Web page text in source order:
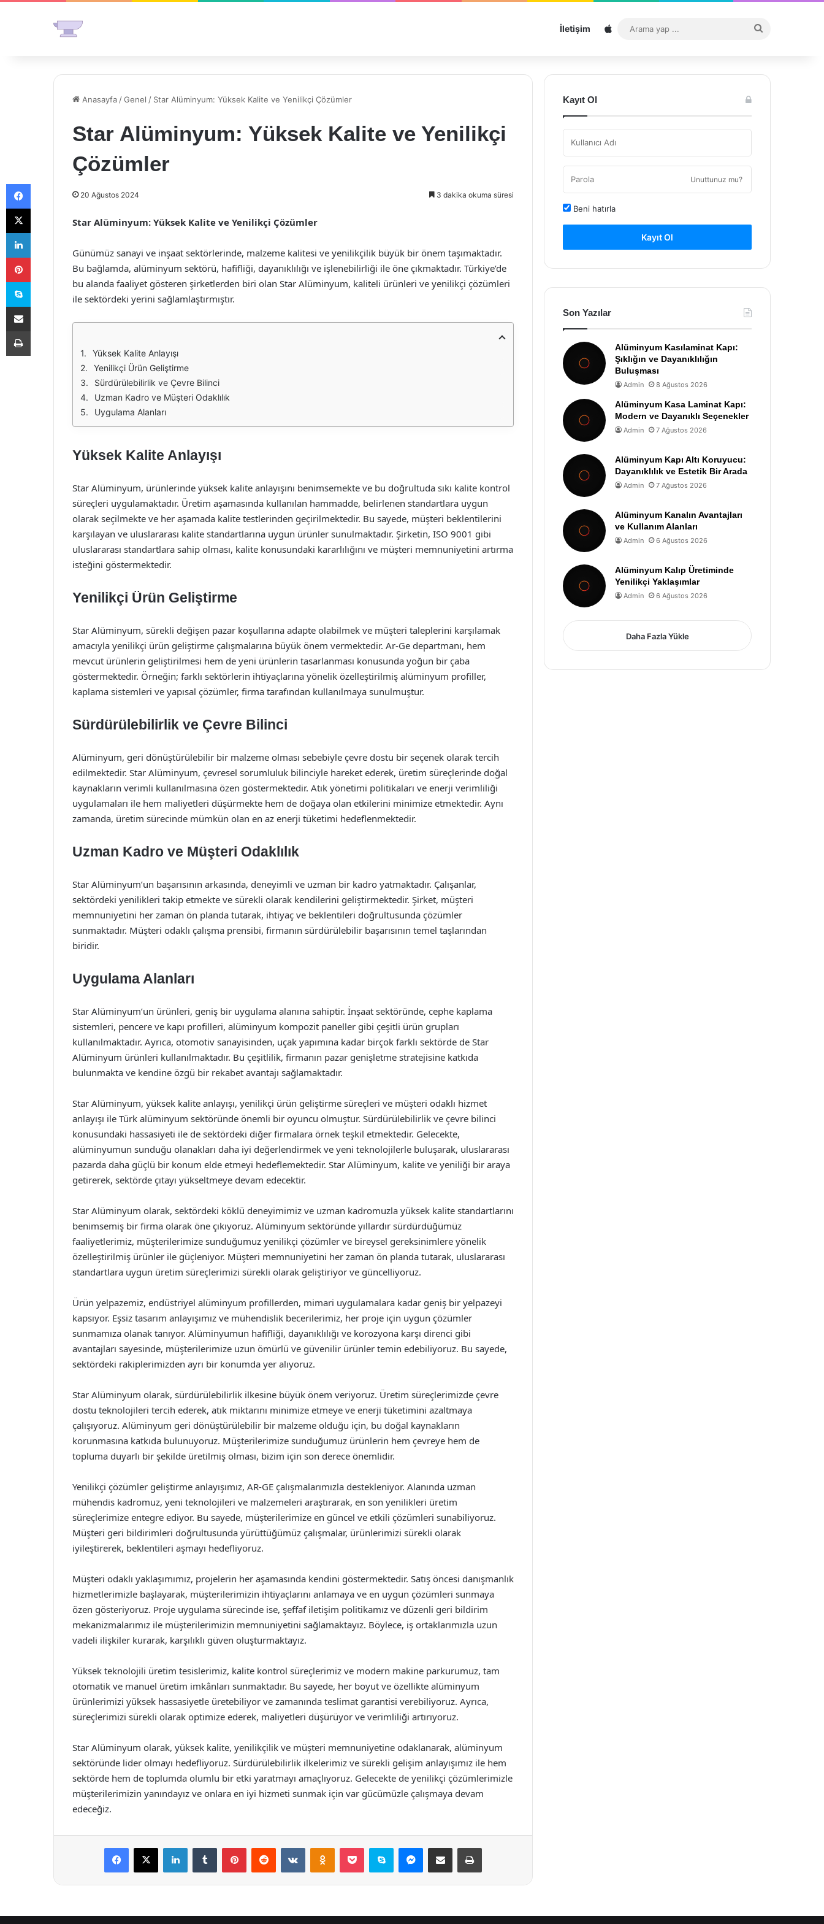
İletişim Sitemap
...
Anasayfa /Genel / Star Alüminyum: Yüksek Kalite ve Yenilikçi Çözümler
Star Alüminyum: Yüksek Kalite ve Yenilikçi
Çözümler
20 Ağustos 2024 3 dakika okuma süresi
Star Alüminyum: Yüksek Kalite ve Yenilikçi Çözümler
Günümüz sanayi ve inşaat sektörlerinde, malzeme kalitesi ve yenilikçilik büyük bir önem taşımaktadır.
Bu bağlamda, alüminyum sektörü, hafifliği, dayanıklılığı ve işlenebilirliği ile öne çıkmaktadır. Türkiye’de
bu alanda faaliyet gösteren şirketlerden biri olan Star Alüminyum, kaliteli ürünleri ve yenilikçi çözümleri
ile sektördeki yerini sağlamlaştırmıştır.
Yüksek Kalite Anlayışı
Yenilikçi Ürün Geliştirme
Sürdürülebilirlik ve Çevre Bilinci
Uzman Kadro ve Müşteri Odaklılık
Uygulama Alanları
Yüksek Kalite Anlayışı
Star Alüminyum, ürünlerinde yüksek kalite anlayışını benimsemekte ve bu doğrultuda sıkı kalite kontrol
süreçleri uygulamaktadır. Üretim aşamasında kullanılan hammadde, belirlenen standartlara uygun
olarak seçilmekte ve her aşamada kalite testlerinden geçirilmektedir. Bu sayede, müşteri beklentilerini
karşılayan ve uluslararası kalite standartlarına uygun ürünler sunulmaktadır. Şirketin, ISO 9001 gibi
uluslararası standartlara sahip olması, kalite konusundaki kararlılığını ve müşteri memnuniyetini artırma
isteğini göstermektedir.
Yenilikçi Ürün Geliştirme
Star Alüminyum, sürekli değişen pazar koşullarına adapte olabilmek ve müşteri taleplerini karşılamak
amacıyla yenilikçi ürün geliştirme çalışmalarına büyük önem vermektedir. Ar-Ge departmanı, hem
mevcut ürünlerin geliştirilmesi hem de yeni ürünlerin tasarlanması konusunda yoğun bir çaba
göstermektedir. Örneğin; farklı sektörlerin ihtiyaçlarına yönelik özelleştirilmiş alüminyum profiller,
kaplama sistemleri ve yapısal çözümler, firma tarafından kullanılmaya sunulmuştur.
Sürdürülebilirlik ve Çevre Bilinci
Alüminyum, geri dönüştürülebilir bir malzeme olması sebebiyle çevre dostu bir seçenek olarak tercih
edilmektedir. Star Alüminyum, çevresel sorumluluk bilinciyle hareket ederek, üretim süreçlerinde doğal
kaynakların verimli kullanılmasına özen göstermektedir. Atık yönetimi politikaları ve enerji verimliliği
uygulamaları ile hem maliyetleri düşürmekte hem de doğaya olan etkilerini minimize etmektedir. Aynı
zamanda, üretim sürecinde mümkün olan en az enerji tüketimi hedeflenmektedir.
Uzman Kadro ve Müşteri Odaklılık
Star Alüminyum’un başarısının arkasında, deneyimli ve uzman bir kadro yatmaktadır. Çalışanlar,
sektördeki yenilikleri takip etmekte ve sürekli olarak kendilerini geliştirmektedir. Şirket, müşteri
memnuniyetini her zaman ön planda tutarak, ihtiyaç ve beklentileri doğrultusunda çözümler
sunmaktadır. Müşteri odaklı çalışma prensibi, firmanın sürdürülebilir başarısının temel taşlarından
biridir.
Uygulama Alanları
Star Alüminyum’un ürünleri, geniş bir uygulama alanına sahiptir. İnşaat sektöründe, cephe kaplama
sistemleri, pencere ve kapı profilleri, alüminyum kompozit paneller gibi çeşitli ürün grupları
kullanılmaktadır. Ayrıca, otomotiv sanayisinden, uçak yapımına kadar birçok farklı sektörde de Star
Alüminyum ürünleri kullanılmaktadır. Bu çeşitlilik, firmanın pazar genişletme stratejisine katkıda
bulunmakta ve kendine özgü bir rekabet avantajı sağlamaktadır.
Star Alüminyum, yüksek kalite anlayışı, yenilikçi ürün geliştirme süreçleri ve müşteri odaklı hizmet
anlayışı ile Türk alüminyum sektöründe önemli bir oyuncu olmuştur. Sürdürülebilirlik ve çevre bilinci
konusundaki hassasiyeti ile de sektördeki diğer firmalara örnek teşkil etmektedir. Gelecekte,
alüminyumun sunduğu olanakları daha iyi değerlendirmek ve yeni teknolojilerle buluşarak, uluslararası
pazarda daha güçlü bir konum elde etmeyi hedeflemektedir. Star Alüminyum, kalite ve yeniliği bir araya
getirerek, sektörde çıtayı yükseltmeye devam edecektir.
Star Alüminyum olarak, sektördeki köklü deneyimimiz ve uzman kadromuzla yüksek kalite standartlarını
benimsemiş bir firma olarak öne çıkıyoruz. Alüminyum sektöründe yıllardır sürdürdüğümüz
faaliyetlerimiz, müşterilerimize sunduğumuz yenilikçi çözümler ve bireysel gereksinimlere yönelik
özelleştirilmiş ürünler ile güçleniyor. Müşteri memnuniyetini her zaman ön planda tutarak, uluslararası
standartlara uygun üretim süreçlerimizi sürekli olarak geliştiriyor ve güncelliyoruz.
Ürün yelpazemiz, endüstriyel alüminyum profillerden, mimari uygulamalara kadar geniş bir yelpazeyi
kapsıyor. Eşsiz tasarım anlayışımız ve mühendislik becerilerimiz, her proje için uygun çözümler
sunmamıza olanak tanıyor. Alüminyumun hafifliği, dayanıklılığı ve korozyona karşı direnci gibi
avantajları sayesinde, müşterilerimize uzun ömürlü ve güvenilir ürünler temin edebiliyoruz. Bu sayede,
sektördeki rakiplerimizden ayrı bir konumda yer alıyoruz.
Star Alüminyum olarak, sürdürülebilirlik ilkesine büyük önem veriyoruz. Üretim süreçlerimizde çevre
dostu teknolojileri tercih ederek, atık miktarını minimize etmeye ve enerji tüketimini azaltmaya
çalışıyoruz. Alüminyum geri dönüştürülebilir bir malzeme olduğu için, bu doğal kaynakların
korunmasına katkıda bulunuyoruz. Müşterilerimize sunduğumuz ürünlerin hem çevreye hem de
topluma duyarlı bir şekilde üretilmiş olması, bizim için son derece önemlidir.
Yenilikçi çözümler geliştirme anlayışımız, AR-GE çalışmalarımızla destekleniyor. Alanında uzman
mühendis kadromuz, yeni teknolojileri ve malzemeleri araştırarak, en son yenilikleri üretim
süreçlerimize entegre ediyor. Bu sayede, müşterilerimize en güncel ve etkili çözümleri sunabiliyoruz.
Müşteri geri bildirimleri doğrultusunda yürüttüğümüz çalışmalar, ürünlerimizi sürekli olarak
iyileştirerek, beklentileri aşmayı hedefliyoruz.
Müşteri odaklı yaklaşımımız, projelerin her aşamasında kendini göstermektedir. Satış öncesi danışmanlık
hizmetlerimizle başlayarak, müşterilerimizin ihtiyaçlarını anlamaya ve en uygun çözümleri sunmaya
özen gösteriyoruz. Proje uygulama sürecinde ise, şeffaf iletişim politikamız ve düzenli geri bildirim
mekanizmalarımız ile müşterilerimizin memnuniyetini sağlamaktayız. Böylece, iş ortaklarımızla uzun
vadeli ilişkiler kurarak, karşılıklı güven oluşturmaktayız.
Yüksek teknolojili üretim tesislerimiz, kalite kontrol süreçlerimiz ve modern makine parkurumuz, tam
otomatik ve manuel üretim imkânları sunmaktadır. Bu sayede, her boyut ve özellikte alüminyum
ürünlerimizi yüksek hassasiyetle üretebiliyor ve zamanında teslimat garantisi verebiliyoruz. Ayrıca,
süreçlerimizi sürekli olarak optimize ederek, maliyetleri düşürüyor ve verimliliği artırıyoruz.
Star Alüminyum olarak, yüksek kalite, yenilikçilik ve müşteri memnuniyetine odaklanarak, alüminyum
sektöründe lider olmayı hedefliyoruz. Sürdürülebilirlik ilkelerimiz ve sürekli gelişim anlayışımız ile hem
sektörde hem de toplumda olumlu bir etki yaratmayı amaçlıyoruz. Gelecekte de yenilikçi çözümlerimizle
müşterilerimizin yanındayız ve onlara en iyi hizmeti sunmak için var gücümüzle çalışmaya devam
edeceğiz.
Facebook
X LinkedInTumblr PinterestReddit VKontakteOdnoklassniki
Pocket Skype Messenger
E-Posta ile paylaş Yazdır
Kayıt Ol
Unuttunuz mu?
Beni hatırla
Kayıt Ol
Son Yazılar
Alüminyum Kasılaminat Kapı:
Şıklığın ve Dayanıklılığın
Buluşması
Admin 8 Ağustos 2026
Alüminyum Kasa Laminat Kapı:
Modern ve Dayanıklı Seçenekler
Admin 7 Ağustos 2026
Alüminyum Kapı Altı Koruyucu:
Dayanıklılık ve Estetik Bir Arada
Admin 7 Ağustos 2026
Alüminyum Kanalın Avantajları
ve Kullanım Alanları
Admin 6 Ağustos 2026
Alüminyum Kalıp Üretiminde
Yenilikçi Yaklaşımlar
Admin 6 Ağustos 2026
Daha Fazla Yükle
Facebook
X
LinkedIn
Pinterest
Skype
E-Posta ile paylaş